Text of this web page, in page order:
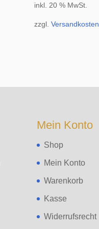
inkl. 20 % MwSt.
zzgl.Versandkosten
Mein Konto
Shop
Mein Konto
Warenkorb
Kasse
Widerrufsrecht